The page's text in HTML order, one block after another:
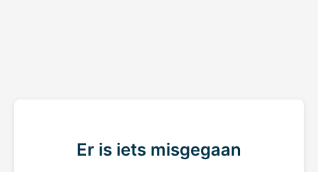
Er is iets misgegaan